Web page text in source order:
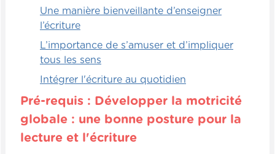
Une manière bienveillante d’enseigner
l’écriture
L’importance de s’amuser et d’impliquer
tous les sens
Intégrer l'écriture au quotidien
Pré-requis : Développer la motricité
globale : une bonne posture pour la
lecture et l'écriture